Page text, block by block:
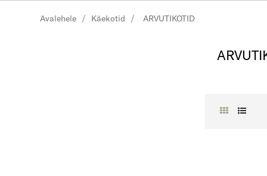
Avalehele Käekotid ARVUTIKOTID